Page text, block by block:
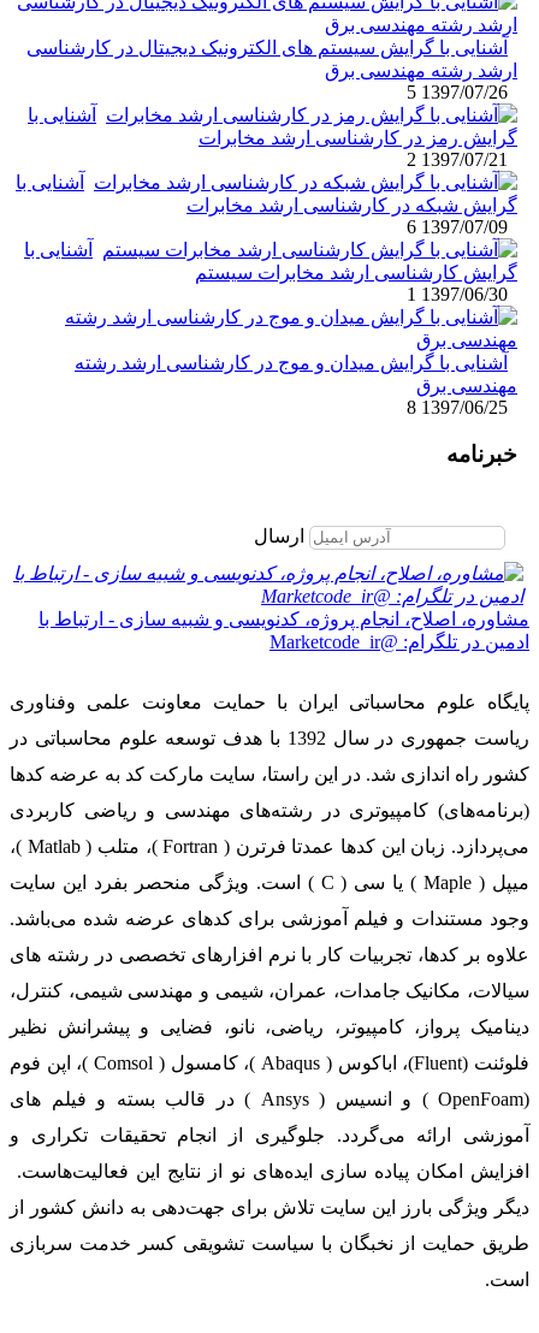
آشنایی با گرایش سیستم های الکترونیک دیجیتال در کارشناسی
ارشد رشته مهندسی برق
1397/07/26
5
آشنایی با
گرایش رمز در کارشناسی ارشد مخابرات
1397/07/21
2
آشنایی با
گرایش شبکه در کارشناسی ارشد مخابرات
1397/07/09
6
آشنایی با
گرایش کارشناسی ارشد مخابرات سیستم
1397/06/30
1
آشنایی با گرایش میدان و موج در کارشناسی ارشد رشته
مهندسی برق
1397/06/25
8
خبرنامه
ارسال
مشاوره، اصلاح، انجام پروژه، کدنویسی و شبیه سازی - ارتباط با
ادمین در تلگرام: @Marketcode_ir
پایگاه علوم محاسباتی ایران با حمایت معاونت علمی وفناوری
ریاست جمهوری در سال 1392 با هدف توسعه علوم محاسباتی در
کشور راه اندازی شد. در این راستا، سایت مارکت کد به عرضه کدها
(برنامه‌های) کامپیوتری در رشته‌های مهندسی و ریاضی کاربردی
می‌پردازد. زبان این کدها عمدتا فرترن ( Fortran )، متلب ( Matlab )،
میپل ( Maple ) یا سی ( C ) است. ویژگی منحصر بفرد این سایت
وجود مستندات و فیلم آموزشی برای کدهای عرضه شده می‌باشد.
علاوه بر کدها، تجربیات کار با نرم افزارهای تخصصی در رشته های
سیالات، مکانیک جامدات، عمران، شیمی و مهندسی شیمی، کنترل،
دینامیک پرواز، کامپیوتر، ریاضی، نانو، فضایی و پیشرانش نظیر
فلوئنت (Fluent)، اباکوس ( Abaqus )، کامسول ( Comsol )، اپن فوم
(OpenFoam ) و انسیس ( Ansys ) در قالب بسته‌ و فیلم های
آموزشی ارائه می‌گردد. جلوگیری از انجام تحقیقات تکراری و
افزایش امکان پیاده سازی ایده‌های نو از نتایج این فعالیت‌هاست.
دیگر ویژگی بارز این سایت تلاش برای جهت‌دهی به دانش کشور از
طریق حمایت از نخبگان با سیاست تشویقی کسر خدمت سربازی
است.